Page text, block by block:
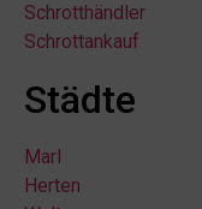
Schrotthändler
Schrottankauf
Städte
Marl
Herten